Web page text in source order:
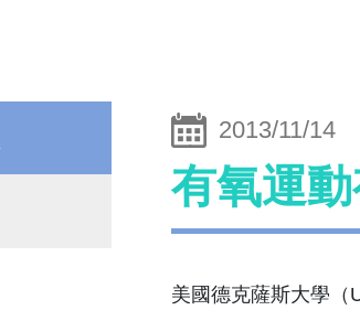
2013/11/14
有氧運
美國德克薩斯大學（